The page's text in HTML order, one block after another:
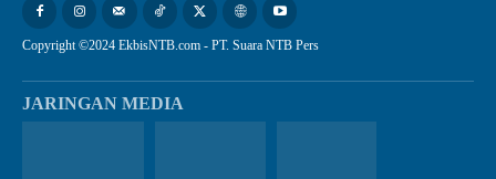
Copyright ©2024 EkbisNTB.com - PT. Suara NTB Pers
JARINGAN MEDIA